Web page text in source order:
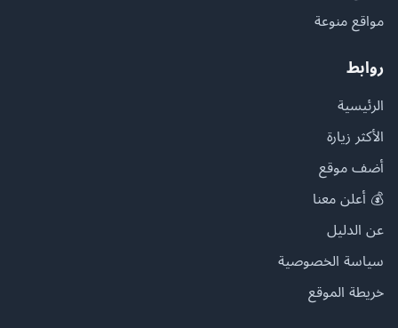
مواقع منوعة
روابط
الرئيسية
الأكثر زيارة
أضف موقع
💰 أعلن معنا
عن الدليل
سياسة الخصوصية
خريطة الموقع